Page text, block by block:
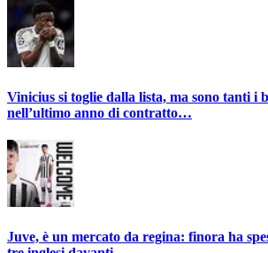
Vinicius si toglie dalla lista, ma sono tanti i
nell’ultimo anno di contratto…
Juve, è un mercato da regina: finora ha